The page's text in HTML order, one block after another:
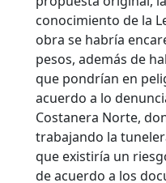
conocimiento de la
obra se habría
pesos, además de
que pondrían en
acuerdo a lo
Costanera Norte,
trabajando la
que existiría un
de acuerdo a los